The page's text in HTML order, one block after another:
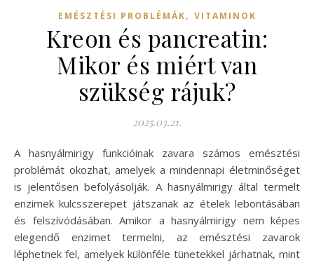
EMÉSZTÉSI PROBLÉMÁK, VITAMINOK
Kreon és pancreatin:
Mikor és miért van
szükség rájuk?
2025.03.21.
A hasnyálmirigy funkcióinak zavara számos emésztési
problémát okozhat, amelyek a mindennapi életminőséget
is jelentősen befolyásolják. A hasnyálmirigy által termelt
enzimek kulcsszerepet játszanak az ételek lebontásában
és felszívódásában. Amikor a hasnyálmirigy nem képes
elegendő enzimet termelni, az emésztési zavarok
léphetnek fel, amelyek különféle tünetekkel járhatnak, mint